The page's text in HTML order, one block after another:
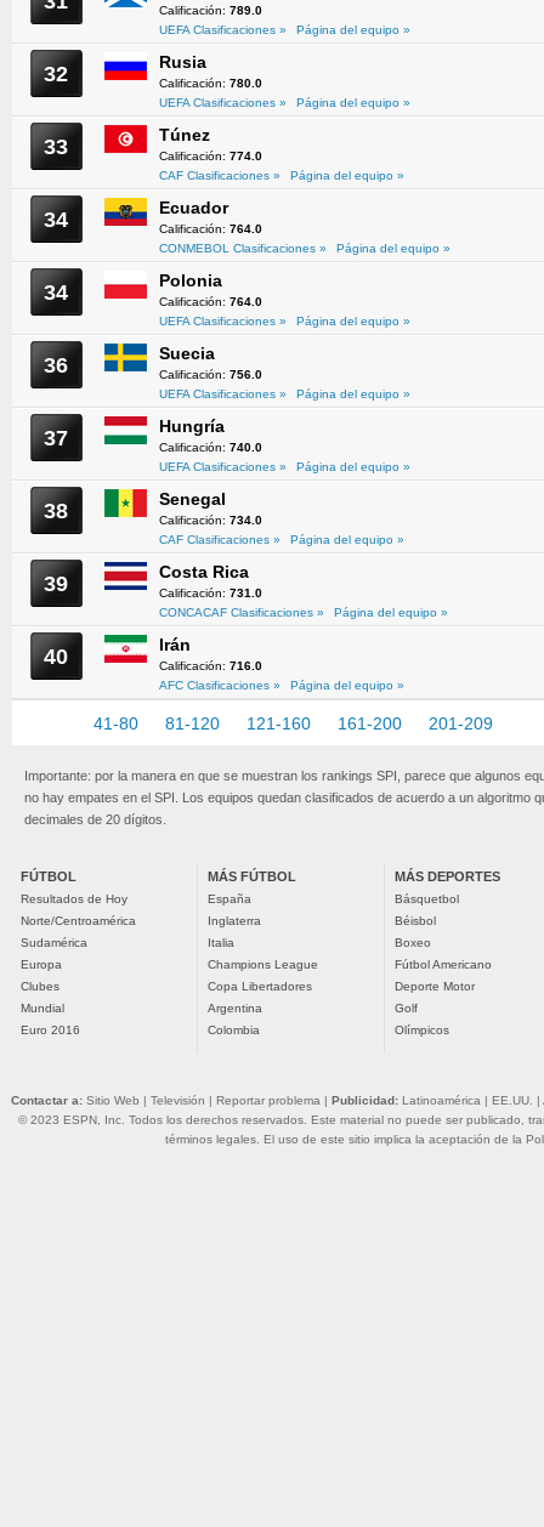
Calificación: 789.0
UEFA Clasificaciones »
Página del equipo »
32 Rusia
Calificación: 780.0
UEFA Clasificaciones »
Página del equipo »
33 Túnez
Calificación: 774.0
CAF Clasificaciones »
Página del equipo »
34 Ecuador
Calificación: 764.0
CONMEBOL Clasificaciones »
Página del equipo »
34 Polonia
Calificación: 764.0
UEFA Clasificaciones »
Página del equipo »
36 Suecia
Calificación: 756.0
UEFA Clasificaciones »
Página del equipo »
37 Hungría
Calificación: 740.0
UEFA Clasificaciones »
Página del equipo »
38 Senegal
Calificación: 734.0
CAF Clasificaciones »
Página del equipo »
39 Costa Rica
Calificación: 731.0
CONCACAF Clasificaciones »
Página del equipo »
40 Irán
Calificación: 716.0
AFC Clasificaciones »
Página del equipo »
41-80 81-120 121-160 161-200 201-209
Importante: por la manera en que se muestran los rankings SPI, parece que algunos
no hay empates en el SPI. Los equipos quedan clasificados de acuerdo a un algoritmo
decimales de 20 dígitos.
FÚTBOL
Resultados de Hoy
Norte/Centroamérica
Sudamérica
Europa
Clubes
Mundial
Euro 2016
MÁS FÚTBOL
España
Inglaterra
Italia
Champions League
Copa Libertadores
Argentina
Colombia
MÁS DEPORTES
Básquetbol
Béisbol
Boxeo
Fútbol Americano
Deporte Motor
Golf
Olímpicos
Contactar a: Sitio Web | Televisión | Reportar problema | Publicidad: Latinoamérica | EE.UU. |
© 2023 ESPN, Inc. Todos los derechos reservados. Este material no puede ser publicado,
términos legales. El uso de este sitio implica la aceptación de la